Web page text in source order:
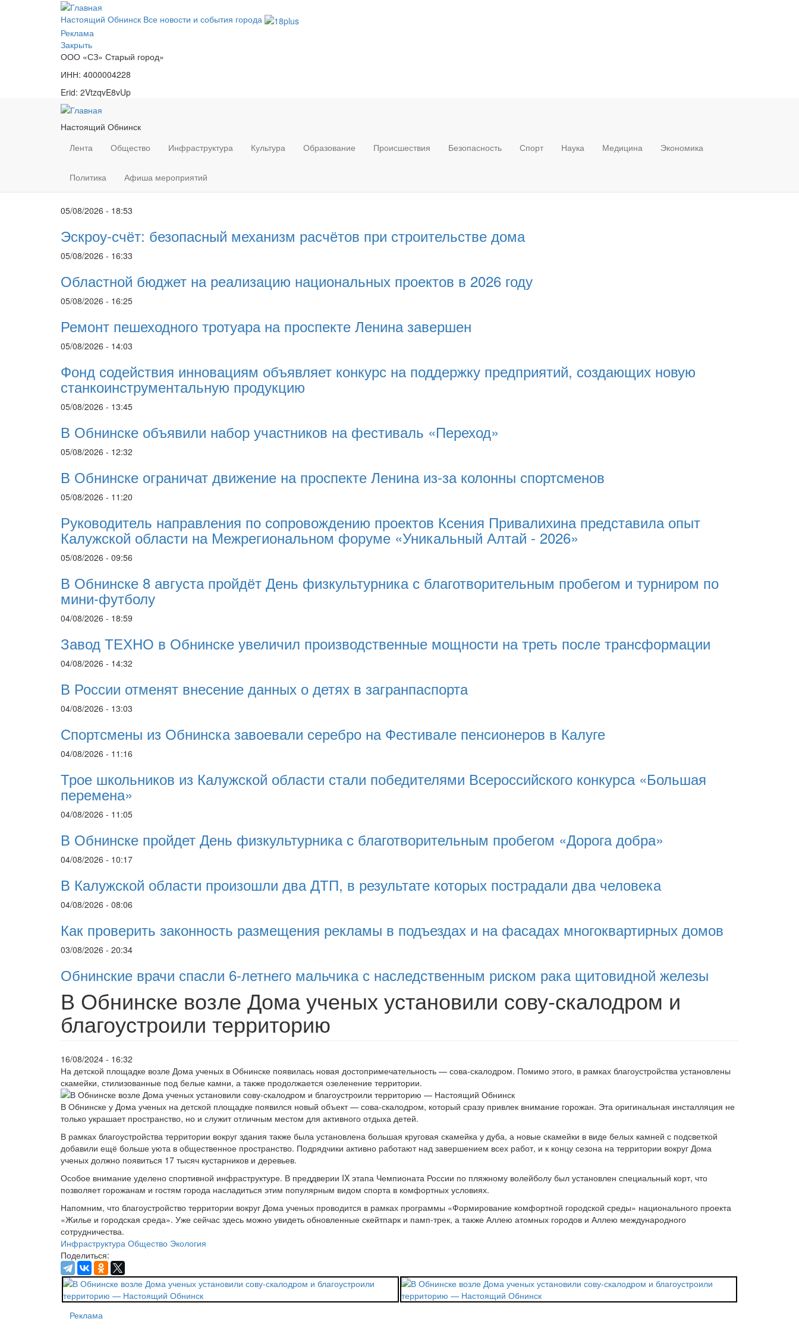
Настоящий Обнинск Все новости и события города
Реклама
Закрыть
ООО «СЗ» Старый город»
ИНН: 4000004228
Erid: 2VtzqvE8vUp
Настоящий Обнинск
Лента
Общество Инфраструктура Культура Образование Происшествия Безопасность Спорт Наука Медицина Экономика
Политика Афиша мероприятий
05/08/2026 - 18:53
Эскроу-счёт: безопасный механизм расчётов при строительстве дома
05/08/2026 - 16:33
Областной бюджет на реализацию национальных проектов в 2026 году
05/08/2026 - 16:25
Ремонт пешеходного тротуара на проспекте Ленина завершен
05/08/2026 - 14:03
Фонд содействия инновациям объявляет конкурс на поддержку предприятий, создающих новую
станкоинструментальную продукцию
05/08/2026 - 13:45
В Обнинске объявили набор участников на фестиваль «Переход»
05/08/2026 - 12:32
В Обнинске ограничат движение на проспекте Ленина из-за колонны спортсменов
05/08/2026 - 11:20
Руководитель направления по сопровождению проектов Ксения Привалихина представила опыт
Калужской области на Межрегиональном форуме «Уникальный Алтай - 2026»
05/08/2026 - 09:56
В Обнинске 8 августа пройдёт День физкультурника с благотворительным пробегом и турниром по
мини-футболу
04/08/2026 - 18:59
Завод ТЕХНО в Обнинске увеличил производственные мощности на треть после трансформации
04/08/2026 - 14:32
В России отменят внесение данных о детях в загранпаспорта
04/08/2026 - 13:03
Спортсмены из Обнинска завоевали серебро на Фестивале пенсионеров в Калуге
04/08/2026 - 11:16
Трое школьников из Калужской области стали победителями Всероссийского конкурса «Большая
перемена»
04/08/2026 - 11:05
В Обнинске пройдет День физкультурника с благотворительным пробегом «Дорога добра»
04/08/2026 - 10:17
В Калужской области произошли два ДТП, в результате которых пострадали два человека
04/08/2026 - 08:06
Как проверить законность размещения рекламы в подъездах и на фасадах многоквартирных домов
03/08/2026 - 20:34
Обнинские врачи спасли 6-летнего мальчика с наследственным риском рака щитовидной железы
В Обнинске возле Дома ученых установили сову-скалодром и
благоустроили территорию
16/08/2024 - 16:32
На детской площадке возле Дома ученых в Обнинске появилась новая достопримечательность — сова-скалодром. Помимо этого, в рамках благоустройства установлены
скамейки, стилизованные под белые камни, а также продолжается озеленение территории.
В Обнинске у Дома ученых на детской площадке появился новый объект — сова-скалодром, который сразу привлек внимание горожан. Эта оригинальная инсталляция не
только украшает пространство, но и служит отличным местом для активного отдыха детей.
В рамках благоустройства территории вокруг здания также была установлена большая круговая скамейка у дуба, а новые скамейки в виде белых камней с подсветкой
добавили ещё больше уюта в общественное пространство. Подрядчики активно работают над завершением всех работ, и к концу сезона на территории вокруг Дома
ученых должно появиться 17 тысяч кустарников и деревьев.
Особое внимание уделено спортивной инфраструктуре. В преддверии IX этапа Чемпионата России по пляжному волейболу был установлен специальный корт, что
позволяет горожанам и гостям города насладиться этим популярным видом спорта в комфортных условиях.
Напомним, что благоустройство территории вокруг Дома ученых проводится в рамках программы «Формирование комфортной городской среды» национального проекта
«Жилье и городская среда». Уже сейчас здесь можно увидеть обновленные скейтпарк и памп-трек, а также Аллею атомных городов и Аллею международного
сотрудничества.
Инфраструктура Общество Экология
Поделиться:
Реклама